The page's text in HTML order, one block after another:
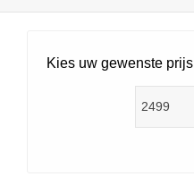
Kies uw gewenste prijs